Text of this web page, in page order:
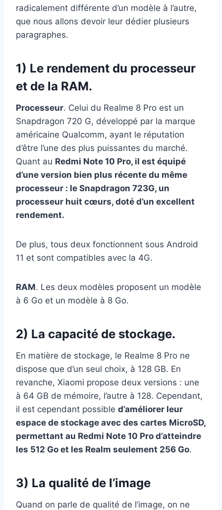
radicalement différente d’un modèle à l’autre,
que nous allons devoir leur dédier plusieurs
paragraphes.
1) Le rendement du processeur
et de la RAM.
Processeur. Celui du Realme 8 Pro est un
Snapdragon 720 G, développé par la marque
américaine Qualcomm, ayant le réputation
d’être l’une des plus puissantes du marché.
Quant au Redmi Note 10 Pro, il est équipé
d’une version bien plus récente du même
processeur : le Snapdragon 723G, un
processeur huit cœurs, doté d’un excellent
rendement.
De plus, tous deux fonctionnent sous Android
11 et sont compatibles avec la 4G.
RAM. Les deux modèles proposent un modèle
à 6 Go et un modèle à 8 Go.
2) La capacité de stockage.
En matière de stockage, le Realme 8 Pro ne
dispose que d’un seul choix, à 128 GB. En
revanche, Xiaomi propose deux versions : une
à 64 GB de mémoire, l’autre à 128. Cependant,
il est cependant possible d’améliorer leur
espace de stockage avec des cartes MicroSD,
permettant au Redmi Note 10 Pro d’atteindre
les 512 Go et les Realm seulement 256 Go.
3) La qualité de l’image
Quand on parle de qualité de l’image, on ne